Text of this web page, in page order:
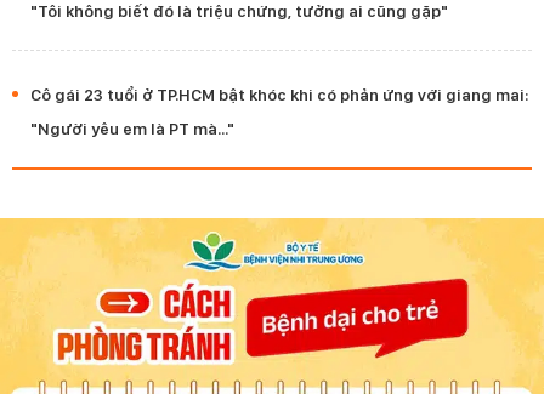
"Tôi không biết đó là triệu chứng, tưởng ai cũng gặp"
Cô gái 23 tuổi ở TP.HCM bật khóc khi có phản ứng với giang mai:
"Người yêu em là PT mà..."